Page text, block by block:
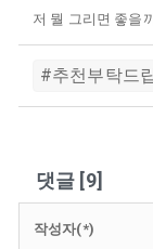
저 뭘 그리면 좋을
#추천부탁드
댓글 [9]
작성자(*)